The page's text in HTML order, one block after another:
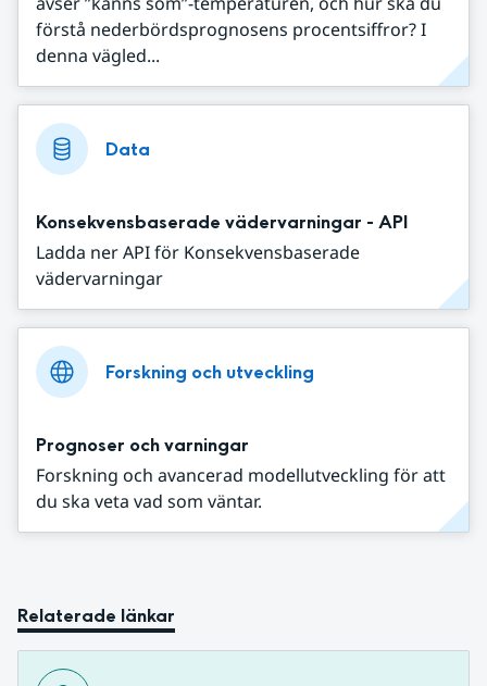
förstå nederbördsprognosens procentsiffror? I
denna vägled...
Data
Konsekvensbaserade vädervarningar - API
Ladda ner API för Konsekvensbaserade
vädervarningar
Forskning och utveckling
Prognoser och varningar
Forskning och avancerad modellutveckling för att
du ska veta vad som väntar.
Relaterade länkar